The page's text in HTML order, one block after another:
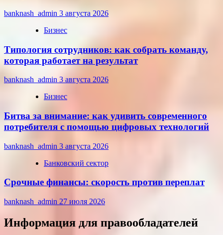
banknash_admin 3 августа 2026
Бизнес
Типология сотрудников: как собрать команду,
которая работает на результат
banknash_admin 3 августа 2026
Бизнес
Битва за внимание: как удивить современного
потребителя с помощью цифровых технологий
banknash_admin 3 августа 2026
Банковский сектор
Срочные финансы: скорость против переплат
banknash_admin 27 июля 2026
Информация для правообладателей